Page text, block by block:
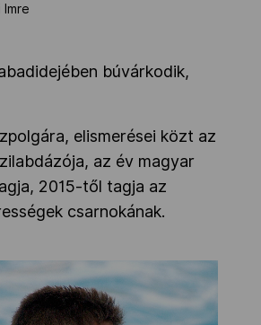
Imre
búvárkodik,
elismerései közt az
az év magyar
2015-től tagja az
csarnokának.